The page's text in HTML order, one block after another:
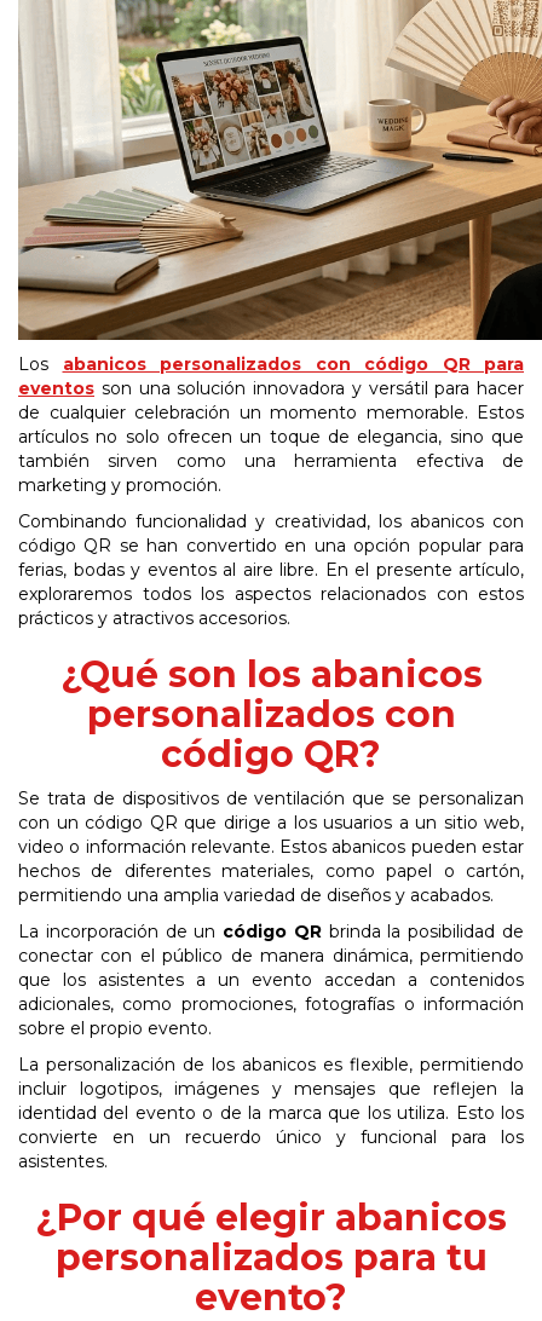
Los abanicos personalizados con código QR para
eventos son una solución innovadora y versátil para hacer
de cualquier celebración un momento memorable. Estos
artículos no solo ofrecen un toque de elegancia, sino que
también sirven como una herramienta efectiva de
marketing y promoción.
Combinando funcionalidad y creatividad, los abanicos con
código QR se han convertido en una opción popular para
ferias, bodas y eventos al aire libre. En el presente artículo,
exploraremos todos los aspectos relacionados con estos
prácticos y atractivos accesorios.
¿Qué son los abanicos
personalizados con
código QR?
Se trata de dispositivos de ventilación que se personalizan
con un código QR que dirige a los usuarios a un sitio web,
video o información relevante. Estos abanicos pueden estar
hechos de diferentes materiales, como papel o cartón,
permitiendo una amplia variedad de diseños y acabados.
La incorporación de un código QR brinda la posibilidad de
conectar con el público de manera dinámica, permitiendo
que los asistentes a un evento accedan a contenidos
adicionales, como promociones, fotografías o información
sobre el propio evento.
La personalización de los abanicos es flexible, permitiendo
incluir logotipos, imágenes y mensajes
que reflejen
la
identidad del evento o de la marca que los utiliza. Esto los
convierte en un recuerdo único y funcional para los
asistentes.
¿Por qué elegir abanicos
personalizados para tu
evento?